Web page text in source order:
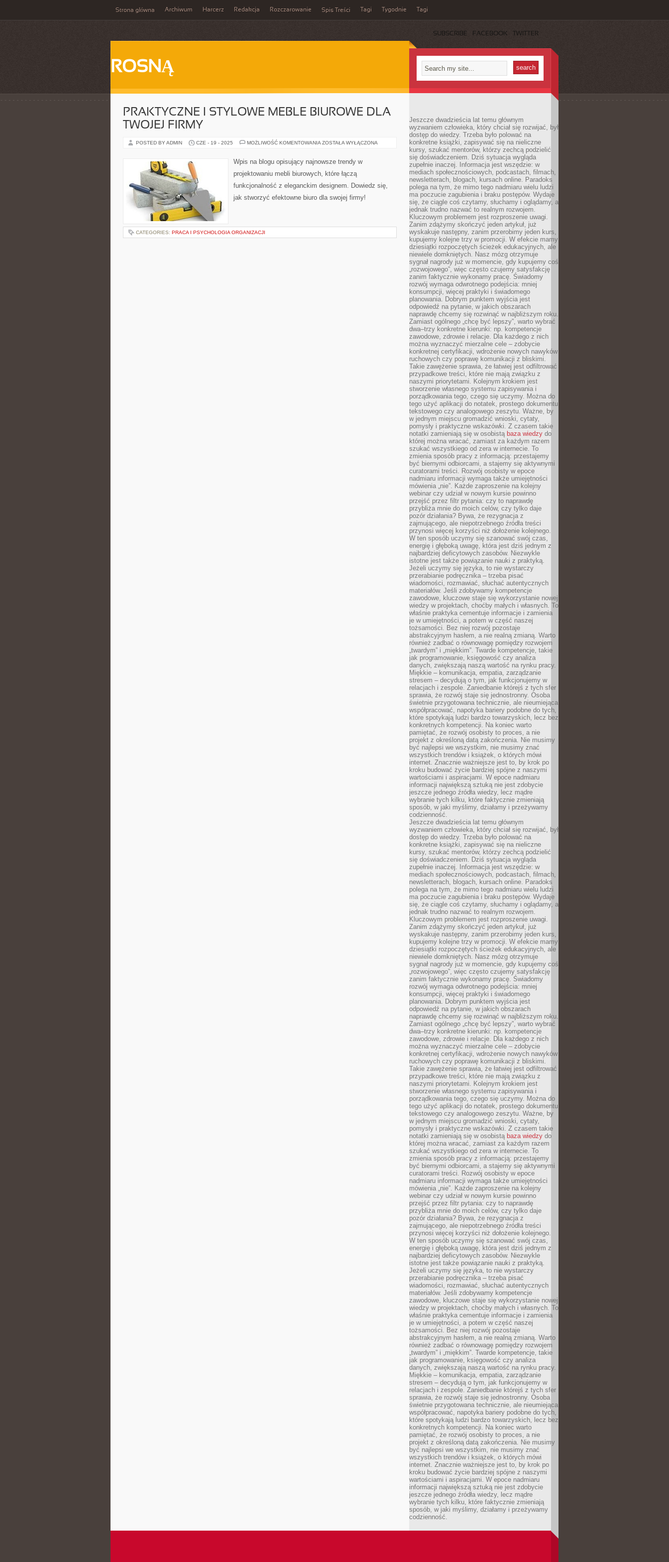
Strona główna Archiwum Harcerz Redakcja Rozczarowanie Spis Treści Tagi Tygodnie Tagi
SUBSCRIBE FACEBOOK TWITTER
ROSNĄ
PRAKTYCZNE I STYLOWE MEBLE BIUROWE DLA
TWOJEJ FIRMY
POSTED BY ADMIN CZE - 19 - 2025 MOŻLIWOŚĆ KOMENTOWANIA PRAKTYCZNE
MEBLE
BIUROWE
TWOJEJ
ZOSTAŁA WYŁĄCZONA
Wpis na blogu opisujący najnowsze trendy w
projektowaniu mebli biurowych, które łączą
funkcjonalność z eleganckim designem. Dowiedz się,
jak stworzyć efektowne biuro dla swojej firmy!
CATEGORIES: PRACA I PSYCHOLOGIA ORGANIZACJI
Jeszcze dwadzieścia lat temu głównym
wyzwaniem człowieka, który chciał się rozwijać, był
dostęp do wiedzy. Trzeba było polować na
konkretne książki, zapisywać się na nieliczne
kursy, szukać mentorów, którzy zechcą podzielić
się doświadczeniem. Dziś sytuacja wygląda
zupełnie inaczej. Informacja jest wszędzie: w
mediach społecznościowych, podcastach, filmach,
newsletterach, blogach, kursach online. Paradoks
polega na tym, że mimo tego nadmiaru wielu ludzi
ma poczucie zagubienia i braku postępów. Wydaje
się, że ciągle coś czytamy, słuchamy i oglądamy, a
jednak trudno nazwać to realnym rozwojem.
Kluczowym problemem jest rozproszenie uwagi.
Zanim zdążymy skończyć jeden artykuł, już
wyskakuje następny, zanim przerobimy jeden kurs,
kupujemy kolejne trzy w promocji. W efekcie mamy
dziesiątki rozpoczętych ścieżek edukacyjnych, ale
niewiele domkniętych. Nasz mózg otrzymuje
sygnał nagrody już w momencie, gdy kupujemy coś
„rozwojowego”, więc często czujemy satysfakcję
zanim faktycznie wykonamy pracę. Świadomy
rozwój wymaga odwrotnego podejścia: mniej
konsumpcji, więcej praktyki i świadomego
planowania. Dobrym punktem wyjścia jest
odpowiedź na pytanie, w jakich obszarach
naprawdę chcemy się rozwinąć w najbliższym roku.
Zamiast ogólnego „chcę być lepszy”, warto wybrać
dwa–trzy konkretne kierunki: np. kompetencje
zawodowe, zdrowie i relacje. Dla każdego z nich
można wyznaczyć mierzalne cele – zdobycie
konkretnej certyfikacji, wdrożenie nowych nawyków
ruchowych czy poprawę komunikacji z bliskimi.
Takie zawężenie sprawia, że łatwiej jest odfiltrować
przypadkowe treści, które nie mają związku z
naszymi priorytetami. Kolejnym krokiem jest
stworzenie własnego systemu zapisywania i
porządkowania tego, czego się uczymy. Można do
tego użyć aplikacji do notatek, prostego dokumentu
tekstowego czy analogowego zeszytu. Ważne, by
w jednym miejscu gromadzić wnioski, cytaty,
pomysły i praktyczne wskazówki. Z czasem takie
notatki zamieniają się w osobistą baza wiedzy do
której można wracać, zamiast za każdym razem
szukać wszystkiego od zera w internecie. To
zmienia sposób pracy z informacją: przestajemy
być biernymi odbiorcami, a stajemy się aktywnymi
curatorami treści. Rozwój osobisty w epoce
nadmiaru informacji wymaga także umiejętności
mówienia „nie”. Każde zaproszenie na kolejny
webinar czy udział w nowym kursie powinno
przejść przez filtr pytania: czy to naprawdę
przybliża mnie do moich celów, czy tylko daje
pozór działania? Bywa, że rezygnacja z
zajmującego, ale niepotrzebnego źródła treści
przynosi więcej korzyści niż dołożenie kolejnego.
W ten sposób uczymy się szanować swój czas,
energię i głęboką uwagę, która jest dziś jednym z
najbardziej deficytowych zasobów. Niezwykle
istotne jest także powiązanie nauki z praktyką.
Jeżeli uczymy się języka, to nie wystarczy
przerabianie podręcznika – trzeba pisać
wiadomości, rozmawiać, słuchać autentycznych
materiałów. Jeśli zdobywamy kompetencje
zawodowe, kluczowe staje się wykorzystanie nowej
wiedzy w projektach, choćby małych i własnych. To
właśnie praktyka cementuje informacje i zamienia
je w umiejętności, a potem w część naszej
tożsamości. Bez niej rozwój pozostaje
abstrakcyjnym hasłem, a nie realną zmianą. Warto
również zadbać o równowagę pomiędzy rozwojem
„twardym” i „miękkim”. Twarde kompetencje, takie
jak programowanie, księgowość czy analiza
danych, zwiększają naszą wartość na rynku pracy.
Miękkie – komunikacja, empatia, zarządzanie
stresem – decydują o tym, jak funkcjonujemy w
relacjach i zespole. Zaniedbanie którejś z tych sfer
sprawia, że rozwój staje się jednostronny. Osoba
świetnie przygotowana technicznie, ale nieumiejąca
współpracować, napotyka bariery podobne do tych,
które spotykają ludzi bardzo towarzyskich, lecz bez
konkretnych kompetencji. Na koniec warto
pamiętać, że rozwój osobisty to proces, a nie
projekt z określoną datą zakończenia. Nie musimy
być najlepsi we wszystkim, nie musimy znać
wszystkich trendów i książek, o których mówi
internet. Znacznie ważniejsze jest to, by krok po
kroku budować życie bardziej spójne z naszymi
wartościami i aspiracjami. W epoce nadmiaru
informacji największą sztuką nie jest zdobycie
jeszcze jednego źródła wiedzy, lecz mądre
wybranie tych kilku, które faktycznie zmieniają
sposób, w jaki myślimy, działamy i przeżywamy
codzienność.
Jeszcze dwadzieścia lat temu głównym
wyzwaniem człowieka, który chciał się rozwijać, był
dostęp do wiedzy. Trzeba było polować na
konkretne książki, zapisywać się na nieliczne
kursy, szukać mentorów, którzy zechcą podzielić
się doświadczeniem. Dziś sytuacja wygląda
zupełnie inaczej. Informacja jest wszędzie: w
mediach społecznościowych, podcastach, filmach,
newsletterach, blogach, kursach online. Paradoks
polega na tym, że mimo tego nadmiaru wielu ludzi
ma poczucie zagubienia i braku postępów. Wydaje
się, że ciągle coś czytamy, słuchamy i oglądamy, a
jednak trudno nazwać to realnym rozwojem.
Kluczowym problemem jest rozproszenie uwagi.
Zanim zdążymy skończyć jeden artykuł, już
wyskakuje następny, zanim przerobimy jeden kurs,
kupujemy kolejne trzy w promocji. W efekcie mamy
dziesiątki rozpoczętych ścieżek edukacyjnych, ale
niewiele domkniętych. Nasz mózg otrzymuje
sygnał nagrody już w momencie, gdy kupujemy coś
„rozwojowego”, więc często czujemy satysfakcję
zanim faktycznie wykonamy pracę. Świadomy
rozwój wymaga odwrotnego podejścia: mniej
konsumpcji, więcej praktyki i świadomego
planowania. Dobrym punktem wyjścia jest
odpowiedź na pytanie, w jakich obszarach
naprawdę chcemy się rozwinąć w najbliższym roku.
Zamiast ogólnego „chcę być lepszy”, warto wybrać
dwa–trzy konkretne kierunki: np. kompetencje
zawodowe, zdrowie i relacje. Dla każdego z nich
można wyznaczyć mierzalne cele – zdobycie
konkretnej certyfikacji, wdrożenie nowych nawyków
ruchowych czy poprawę komunikacji z bliskimi.
Takie zawężenie sprawia, że łatwiej jest odfiltrować
przypadkowe treści, które nie mają związku z
naszymi priorytetami. Kolejnym krokiem jest
stworzenie własnego systemu zapisywania i
porządkowania tego, czego się uczymy. Można do
tego użyć aplikacji do notatek, prostego dokumentu
tekstowego czy analogowego zeszytu. Ważne, by
w jednym miejscu gromadzić wnioski, cytaty,
pomysły i praktyczne wskazówki. Z czasem takie
notatki zamieniają się w osobistą baza wiedzy do
której można wracać, zamiast za każdym razem
szukać wszystkiego od zera w internecie. To
zmienia sposób pracy z informacją: przestajemy
być biernymi odbiorcami, a stajemy się aktywnymi
curatorami treści. Rozwój osobisty w epoce
nadmiaru informacji wymaga także umiejętności
mówienia „nie”. Każde zaproszenie na kolejny
webinar czy udział w nowym kursie powinno
przejść przez filtr pytania: czy to naprawdę
przybliża mnie do moich celów, czy tylko daje
pozór działania? Bywa, że rezygnacja z
zajmującego, ale niepotrzebnego źródła treści
przynosi więcej korzyści niż dołożenie kolejnego.
W ten sposób uczymy się szanować swój czas,
energię i głęboką uwagę, która jest dziś jednym z
najbardziej deficytowych zasobów. Niezwykle
istotne jest także powiązanie nauki z praktyką.
Jeżeli uczymy się języka, to nie wystarczy
przerabianie podręcznika – trzeba pisać
wiadomości, rozmawiać, słuchać autentycznych
materiałów. Jeśli zdobywamy kompetencje
zawodowe, kluczowe staje się wykorzystanie nowej
wiedzy w projektach, choćby małych i własnych. To
właśnie praktyka cementuje informacje i zamienia
je w umiejętności, a potem w część naszej
tożsamości. Bez niej rozwój pozostaje
abstrakcyjnym hasłem, a nie realną zmianą. Warto
również zadbać o równowagę pomiędzy rozwojem
„twardym” i „miękkim”. Twarde kompetencje, takie
jak programowanie, księgowość czy analiza
danych, zwiększają naszą wartość na rynku pracy.
Miękkie – komunikacja, empatia, zarządzanie
stresem – decydują o tym, jak funkcjonujemy w
relacjach i zespole. Zaniedbanie którejś z tych sfer
sprawia, że rozwój staje się jednostronny. Osoba
świetnie przygotowana technicznie, ale nieumiejąca
współpracować, napotyka bariery podobne do tych,
które spotykają ludzi bardzo towarzyskich, lecz bez
konkretnych kompetencji. Na koniec warto
pamiętać, że rozwój osobisty to proces, a nie
projekt z określoną datą zakończenia. Nie musimy
być najlepsi we wszystkim, nie musimy znać
wszystkich trendów i książek, o których mówi
internet. Znacznie ważniejsze jest to, by krok po
kroku budować życie bardziej spójne z naszymi
wartościami i aspiracjami. W epoce nadmiaru
informacji największą sztuką nie jest zdobycie
jeszcze jednego źródła wiedzy, lecz mądre
wybranie tych kilku, które faktycznie zmieniają
sposób, w jaki myślimy, działamy i przeżywamy
codzienność.